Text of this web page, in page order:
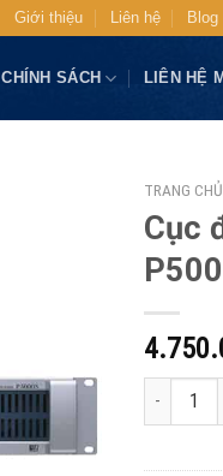
Giới thiệu Liên hệ Blog
CHÍNH SÁCH LIÊN HỆ
TRANG CHỦ
Cục
Cục đẩy